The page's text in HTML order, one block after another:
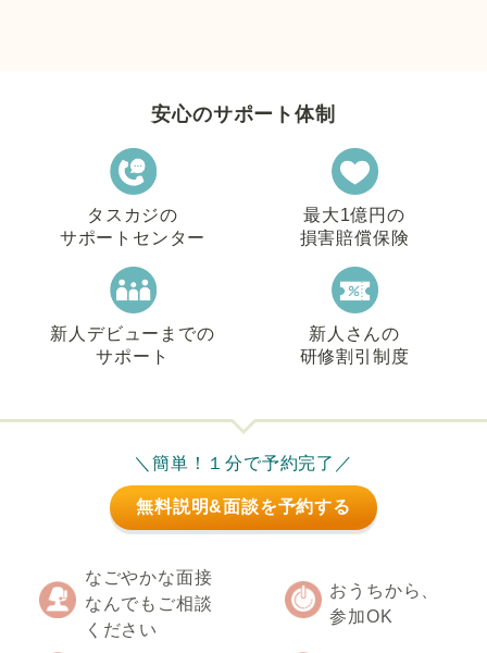
安心のサポート体制
タスカジの
サポートセンター
最大1億円の
損害賠償保険
新人デビューまでの
サポート
新人さんの
研修割引制度
＼簡単！１分で予約完了／
無料説明&面談を予約する
なごやかな面接
なんでもご相談
ください
おうちから、
参加OK